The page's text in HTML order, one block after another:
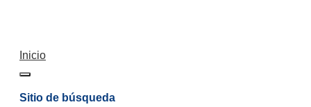
Inicio
Sitio de búsqueda